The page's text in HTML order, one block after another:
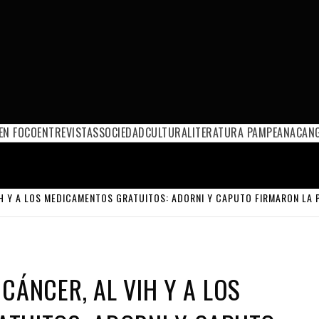
FOCOENTREVISTASSOCIEDADCULTURALITERATURA PAMPEANA
Y A LOS MEDICAMENTOS GRATUITOS: ADORNI Y CAPUTO FIRMARON
AL VIH Y A LOS